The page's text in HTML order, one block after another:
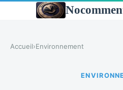
Accueil›Environnement